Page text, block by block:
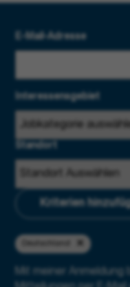
E-Mail-Adresse
Interessensgebiet
Standort
Kriterien
Mit meiner